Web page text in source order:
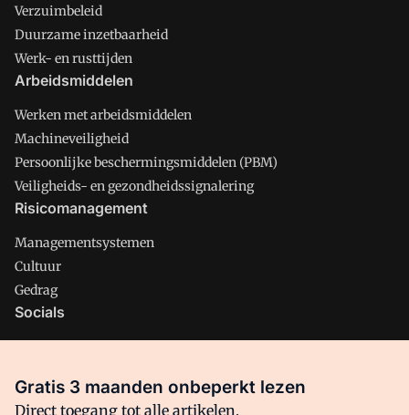
Verzuimbeleid
Duurzame inzetbaarheid
Werk- en rusttijden
Arbeidsmiddelen
Werken met arbeidsmiddelen
Machineveiligheid
Persoonlijke beschermingsmiddelen (PBM)
Veiligheids- en gezondheidssignalering
Risicomanagement
Managementsystemen
Cultuur
Gedrag
Socials
Facebook
Gratis 3 maanden onbeperkt lezen
Direct toegang tot alle artikelen,